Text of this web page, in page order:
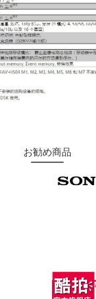
お勧め商品